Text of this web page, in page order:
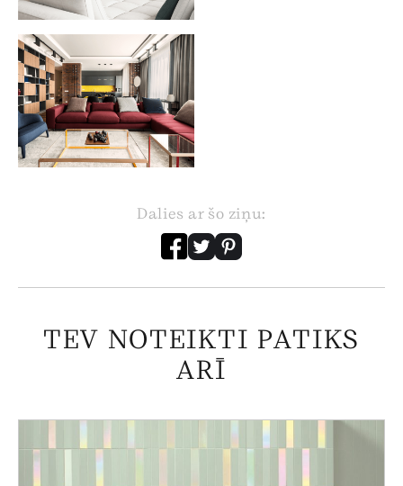
Dalies ar šo ziņu:
TEV NOTEIKTI PATIKS
ARĪ